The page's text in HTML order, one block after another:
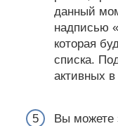
данный
надписью
которая
списка.
активных
Вы можете